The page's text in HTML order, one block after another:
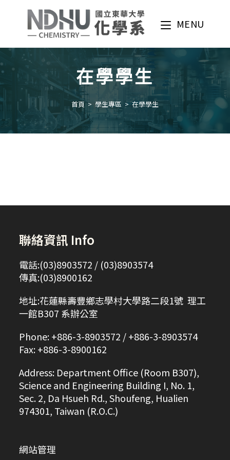
MENU
在學學生
首頁 > 學生專區 > 在學學生
聯絡資訊 Info
電話:(03)8903572 / (03)8903574
傳真:(03)8900162
地址:花蓮縣壽豐鄉志學村大學路二段1號 理工
一館B307 系辦公室
Phone: +886-3-8903572 / +886-3-8903574
Fax: +886-3-8900162
Address: Department Office (Room B307),
Science and Engineering Building I, No. 1,
Sec. 2, Da Hsueh Rd., Shoufeng, Hualien
974301, Taiwan (R.O.C.)
網站管理